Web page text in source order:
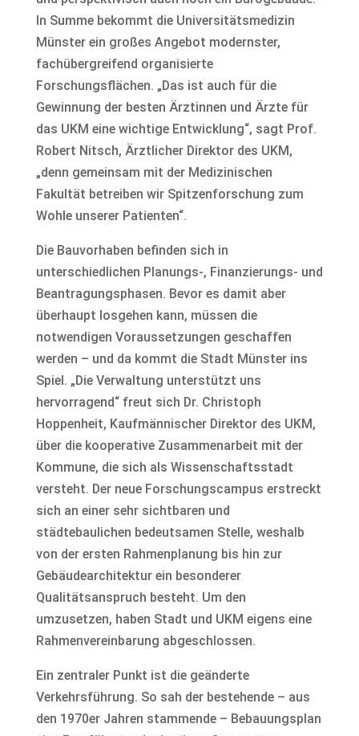
In Summe bekommt die Universitätsmedizin
Münster ein großes Angebot modernster,
fachübergreifend organisierte
Forschungsflächen. „Das ist auch für die
Gewinnung der besten Ärztinnen und Ärzte für
das UKM eine wichtige Entwicklung“, sagt Prof.
Robert Nitsch, Ärztlicher Direktor des UKM,
„denn gemeinsam mit der Medizinischen
Fakultät betreiben wir Spitzenforschung zum
Wohle unserer Patienten“.
Die Bauvorhaben befinden sich in
unterschiedlichen Planungs-, Finanzierungs- und
Beantragungsphasen. Bevor es damit aber
überhaupt losgehen kann, müssen die
notwendigen Voraussetzungen geschaffen
werden – und da kommt die Stadt Münster ins
Spiel. „Die Verwaltung unterstützt uns
hervorragend“ freut sich Dr. Christoph
Hoppenheit, Kaufmännischer Direktor des UKM,
über die kooperative Zusammenarbeit mit der
Kommune, die sich als Wissenschaftsstadt
versteht. Der neue Forschungscampus erstreckt
sich an einer sehr sichtbaren und
städtebaulichen bedeutsamen Stelle, weshalb
von der ersten Rahmenplanung bis hin zur
Gebäudearchitektur ein besonderer
Qualitätsanspruch besteht. Um den
umzusetzen, haben Stadt und UKM eigens eine
Rahmenvereinbarung abgeschlossen.
Ein zentraler Punkt ist die geänderte
Verkehrsführung. So sah der bestehende – aus
den 1970er Jahren stammende – Bebauungsplan